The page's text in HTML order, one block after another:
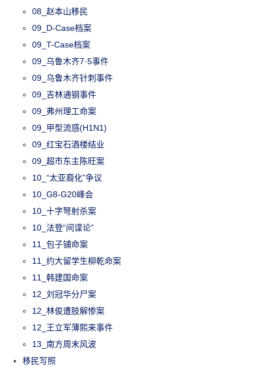
08_赵本山移民
09_D-Case档案
09_T-Case档案
09_乌鲁木齐7·5事件
09_乌鲁木齐针刺事件
09_吉林通钢事件
09_弗州理工命案
09_甲型流感(H1N1)
09_红宝石酒楼结业
09_超市东主陈旺案
10_“太亚裔化”争议
10_G8-G20峰会
10_十字弩射杀案
10_法登“间谍论”
11_包子铺命案
11_约大留学生柳乾命案
11_韩建国命案
12_刘冠华分尸案
12_林俊遭肢解惨案
12_王立军薄熙来事件
13_南方周末风波
移民写照